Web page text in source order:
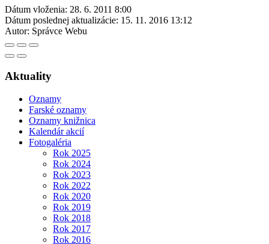
Dátum vloženia: 28. 6. 2011 8:00
Dátum poslednej aktualizácie: 15. 11. 2016 13:12
Autor: Správce Webu
Aktuality
Oznamy
Farské oznamy
Oznamy knižnica
Kalendár akcií
Fotogaléria
Rok 2025
Rok 2024
Rok 2023
Rok 2022
Rok 2020
Rok 2019
Rok 2018
Rok 2017
Rok 2016